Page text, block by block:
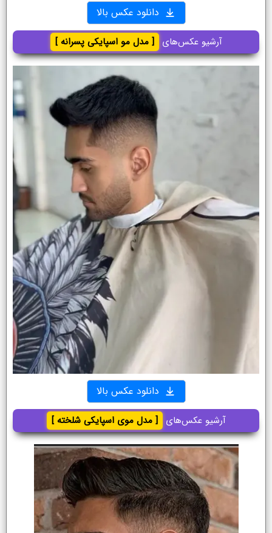
دانلود عکس بالا
آرشیو عکس‌های [ مدل مو اسپایکی پسرانه ]
دانلود عکس بالا
آرشیو عکس‌های [ مدل موی اسپایکی شلخته ]